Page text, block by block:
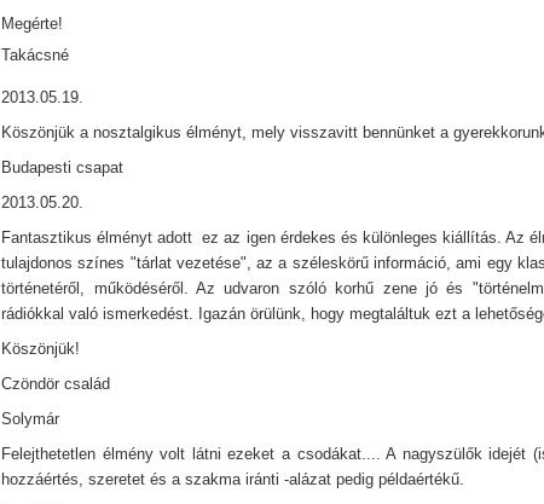
Megérte!
Takácsné
2013.05.19.
Köszönjük a nosztalgikus élményt, mely visszavitt bennünket a
Budapesti csapat
2013.05.20.
Fantasztikus élményt adott ez az igen érdekes és különleges kiállítás. Az
tulajdonos színes "tárlat vezetése", az a széleskörű információ, ami egy
történetéről, működéséről. Az udvaron szóló korhű zene jó és
rádiókkal való ismerkedést. Igazán örülünk, hogy megtaláltuk ezt a
Köszönjük!
Czöndör család
Solymár
Felejthetetlen élmény volt látni ezeket a csodákat.... A nagyszülők idejét
hozzáértés, szeretet és a szakma iránti -alázat pedig példaértékű.